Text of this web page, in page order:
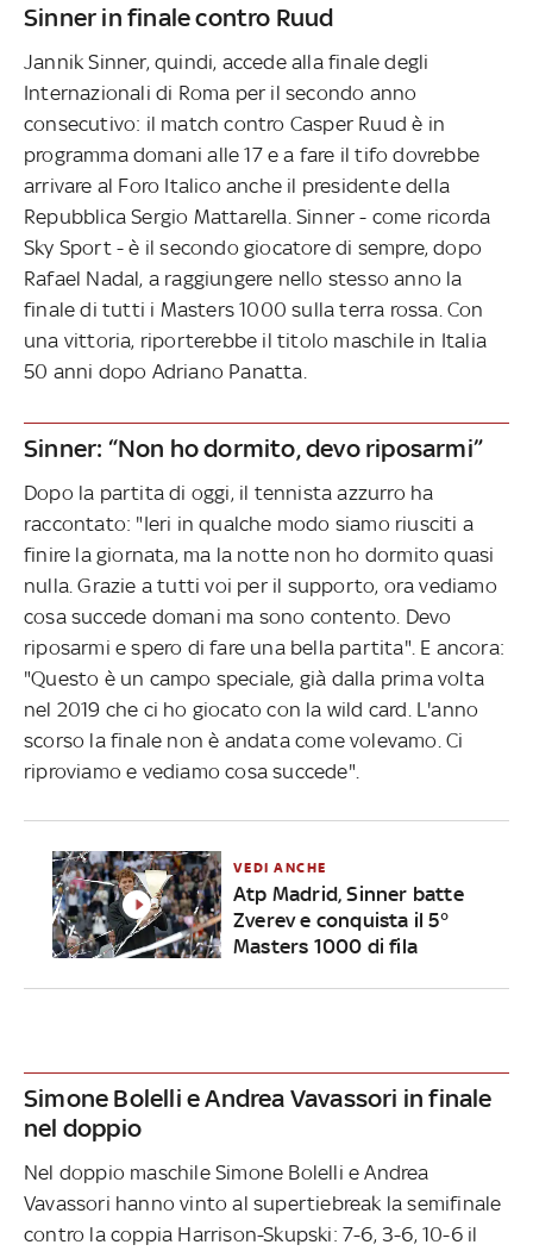
Sinner in finale contro Ruud
Jannik Sinner, quindi, accede alla finale degli
Internazionali di Roma per il secondo anno
consecutivo: il match contro Casper Ruud è in
programma domani alle 17 e a fare il tifo dovrebbe
arrivare al Foro Italico anche il presidente della
Repubblica Sergio Mattarella. Sinner - come ricorda
Sky Sport - è il secondo giocatore di sempre, dopo
Rafael Nadal, a raggiungere nello stesso anno la
finale di tutti i Masters 1000 sulla terra rossa. Con
una vittoria, riporterebbe il titolo maschile in Italia
50 anni dopo Adriano Panatta.
Sinner: “Non ho dormito, devo riposarmi”
Dopo la partita di oggi, il tennista azzurro ha
raccontato: "Ieri in qualche modo siamo riusciti a
finire la giornata, ma la notte non ho dormito quasi
nulla. Grazie a tutti voi per il supporto, ora vediamo
cosa succede domani ma sono contento. Devo
riposarmi e spero di fare una bella partita". E ancora:
"Questo è un campo speciale, già dalla prima volta
nel 2019 che ci ho giocato con la wild card. L'anno
scorso la finale non è andata come volevamo. Ci
riproviamo e vediamo cosa succede".
VEDI ANCHE
Atp Madrid, Sinner batte
Zverev e conquista il 5°
Masters 1000 di fila
Simone Bolelli e Andrea Vavassori in finale
nel doppio
Nel doppio maschile Simone Bolelli e Andrea
Vavassori hanno vinto al supertiebreak la semifinale
contro la coppia Harrison-Skupski: 7-6, 3-6, 10-6 il